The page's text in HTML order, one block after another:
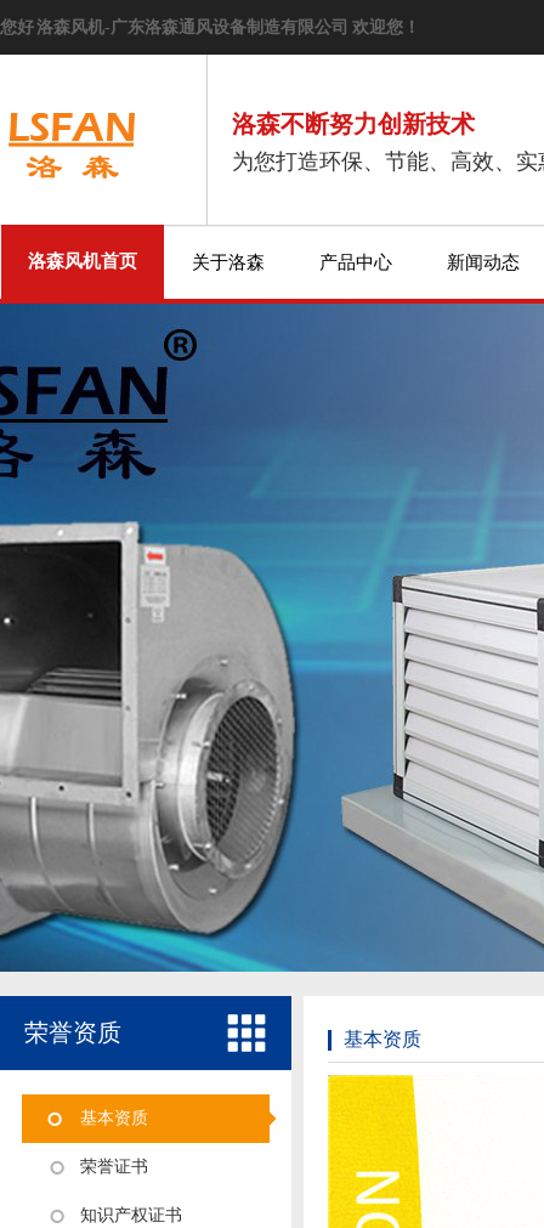
您好 洛森风机-广东洛森通风设备制造有限公司 欢迎您！
洛森不断努力创新技术
为您打造环保、节能、高效、
洛森风机首页 关于洛森 产品中心 新闻动态
荣誉资质
基本资质
荣誉证书
知识产权证书
基本资质